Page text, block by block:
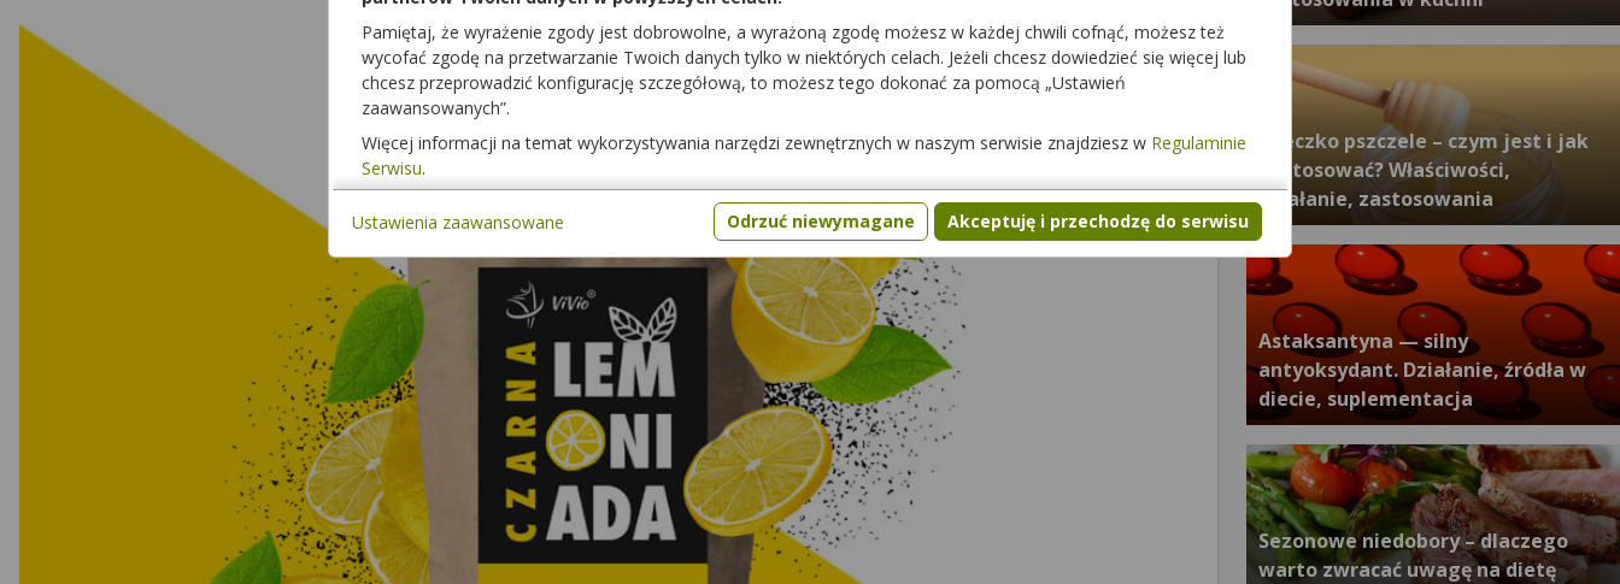
Mleczko pszczele – czym jest i jak
je stosować? Właściwości,
działanie, zastosowania
Astaksantyna — silny
antyoksydant. Działanie, źródła w
diecie, suplementacja
Sezonowe niedobory – dlaczego
warto zwracać uwagę na dietę
Pamiętaj, że wyrażenie zgody jest dobrowolne, a wyrażoną zgodę możesz w każdej chwili cofnąć, możesz też
wycofać zgodę na przetwarzanie Twoich danych tylko w niektórych celach. Jeżeli chcesz dowiedzieć się więcej lub
chcesz przeprowadzić konfigurację szczegółową, to możesz tego dokonać za pomocą „Ustawień
zaawansowanych”.
Więcej informacji na temat wykorzystywania narzędzi zewnętrznych w naszym serwisie znajdziesz w Regulaminie
Serwisu.
Odrzuć niewymagane Akceptuję i przechodzę do serwisu
Ustawienia zaawansowane